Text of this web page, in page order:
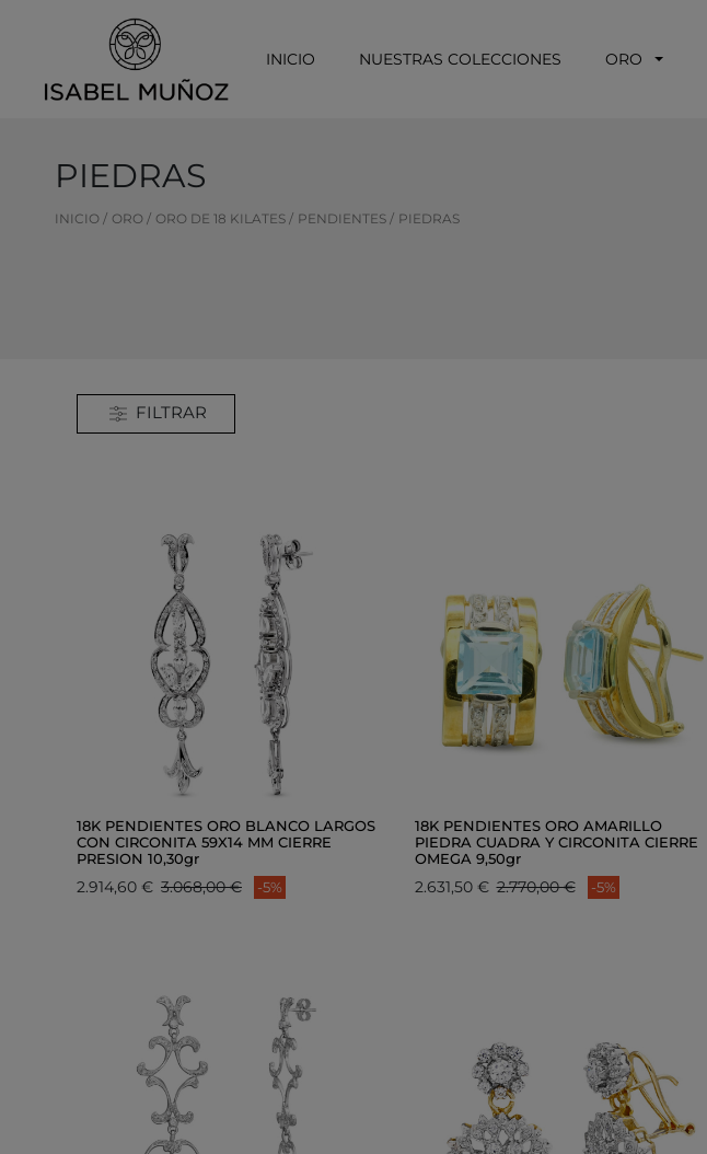
INICIO NUESTRAS COLECCIONES ORO
PIEDRAS
INICIO ORO ORO DE 18 KILATES PENDIENTES PIEDRAS
FILTRAR
18K PENDIENTES ORO BLANCO LARGOS
CON CIRCONITA 59X14 MM CIERRE
PRESION 10,30gr
2.914,60 € 3.068,00 € -5%
18K PENDIENTES ORO AMARILLO
PIEDRA CUADRA Y CIRCONITA CIERRE
OMEGA 9,50gr
2.631,50 € 2.770,00 € -5%